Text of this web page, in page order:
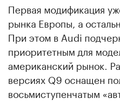
Первая модификация
рынка Европы, а
При этом в Audi
приоритетным для
американский рынок.
версиях Q9 оснащен
восьмиступенчатым